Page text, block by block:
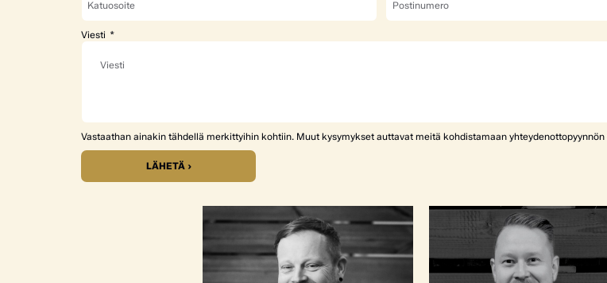
Viesti
Vastaathan ainakin tähdellä merkittyihin kohtiin. Muut kysymykset auttavat meitä kohdistamaan
LÄHETÄ ›